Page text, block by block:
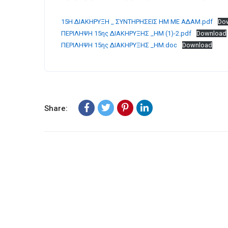
15Η ΔΙΑΚΗΡΥΞΗ _ ΣΥΝΤΗΡΗΣΕΙΣ ΗΜ ΜΕ ΑΔΑΜ.pdf
ΠΕΡΙΛΗΨΗ 15ης ΔΙΑΚΗΡΥΞΗΣ _ΗΜ (1)-2.pdf
Download
ΠΕΡΙΛΗΨΗ 15ης ΔΙΑΚΗΡΥΞΗΣ _ΗΜ.doc
Download
Share: